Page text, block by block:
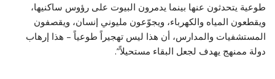
طوعية يتحدثون عنها بينما يدمرون البيوت على رؤوس ساكنيها،
ويقطعون المياه والكهرباء، ويجوّعون مليوني إنسان، ويقصفون
المستشفيات والمدارس، أن هذا ليس تهجيراً طوعياً – هذا إرهاب
دولة ممنهج يهدف لجعل البقاء مستحيلاً”.